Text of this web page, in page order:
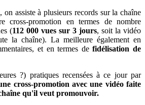
on assiste à plusieurs records sur la chaîne
cross-promotion en termes de nombre
(112 000 vues sur 3 jours, soit la vidéo
la chaîne). La meilleure également en
et en termes defidélisation de
?) pratiques recensées à ce jour par
cross-promotion avec une vidéo faite
qu'il veut promouvoir.